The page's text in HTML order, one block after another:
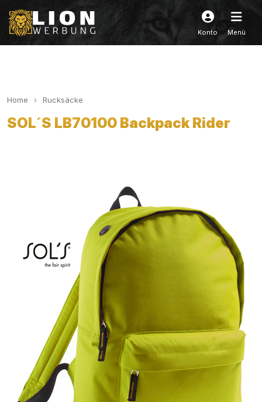
Konto Menü
Home Rucksäcke
SOL´S LB70100 Backpack Rider